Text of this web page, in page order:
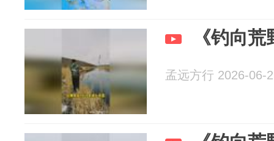
《钓向
孟远方行 2026-06-